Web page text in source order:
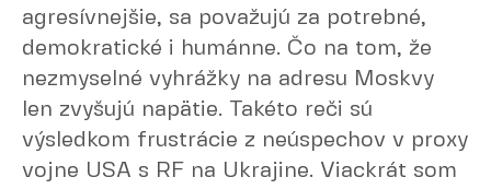
agresívnejšie, sa považujú za potrebné,
demokratické i humánne. Čo na tom, že
nezmyselné vyhrážky na adresu Moskvy
len zvyšujú napätie. Takéto reči sú
výsledkom frustrácie z neúspechov v proxy
vojne USA s RF na Ukrajine. Viackrát som